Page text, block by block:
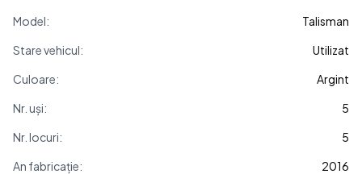
Model:
Talisman
Stare vehicul:
Utilizat
Culoare:
Argint
Nr. uși:
5
Nr. locuri:
5
An fabricație:
2016